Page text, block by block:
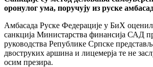
оронулог ума, поручују из руске
Амбасадa Руске Федерације у БиХ
санкција Министарства финансија САД
руководства Републике Српске
двоструких аршина и лицемерја те не
осим презира.